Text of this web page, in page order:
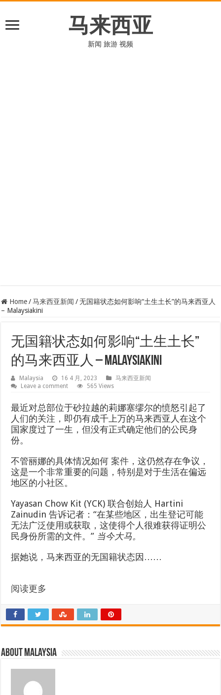
马来西亚
新闻 旅游 视频
Home / 马来西亚新闻 / 无国籍状态如何影响“土生土长”的马来西亚人
– Malaysiakini
无国籍状态如何影响“土生土长”
的马来西亚人 – Malaysiakini
Malaysia 16 4 月, 2023
马来西亚新闻
Leave a comment
565 Views
最近对总部位于砂拉越的莉娜塞缪尔的愤怒引起了
人们的关注，即仍有成千上万的马来西亚人在这个
国家度过了一生，但没有正式确定他们的公民身
份。
不管丽娜的具体情况如何案件 ，这仍然存在争议，
这是一个非常重要的问题，特别是对于生活在偏远
地区的小社区。
Yayasan Chow Kit (YCK) 联合创始人 Hartini
Zainudin 告诉记者：“在某些地区，出生登记可能
无法广泛使用或获取，这使得个人很难获得证明公
民身份所需的文件。” 当今大马。
据她说，马来西亚的无国籍状态因……
阅读更多
About Malaysia